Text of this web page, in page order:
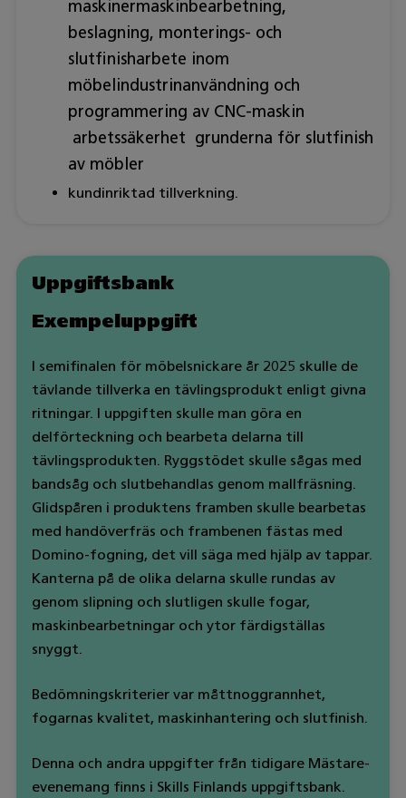
maskinermaskinbearbetning,
beslagning, monterings- och
slutfinisharbete inom
möbelindustrinanvändning och
programmering av CNC-maskin
arbetssäkerhet grunderna för slutfinish
av möbler
kundinriktad tillverkning.
Uppgiftsbank
Exempeluppgift
I semifinalen för möbelsnickare år 2025 skulle de
tävlande tillverka en tävlingsprodukt enligt givna
ritningar. I uppgiften skulle man göra en
delförteckning och bearbeta delarna till
tävlingsprodukten. Ryggstödet skulle sågas med
bandsåg och slutbehandlas genom mallfräsning.
Glidspåren i produktens framben skulle bearbetas
med handöverfräs och frambenen fästas med
Domino-fogning, det vill säga med hjälp av tappar.
Kanterna på de olika delarna skulle rundas av
genom slipning och slutligen skulle fogar,
maskinbearbetningar och ytor färdigställas
snyggt.
Bedömningskriterier var måttnoggrannhet,
fogarnas kvalitet, maskinhantering och slutfinish.
Denna och andra uppgifter från tidigare Mästare-
evenemang finns i Skills Finlands uppgiftsbank.